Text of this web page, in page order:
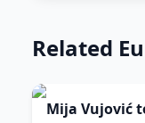
Related
Mija Vujović